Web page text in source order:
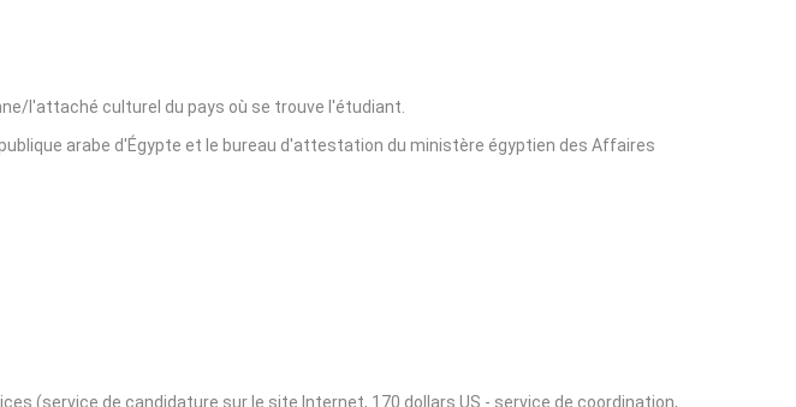
l'attaché culturel du pays où se trouve l'étudiant.
arabe d'Égypte et le bureau d'attestation du ministère égyptien des Affaires
(service de candidature sur le site Internet, 170 dollars US - service de coordination,